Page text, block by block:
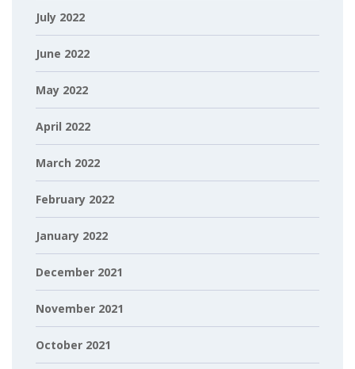
July 2022
June 2022
May 2022
April 2022
March 2022
February 2022
January 2022
December 2021
November 2021
October 2021